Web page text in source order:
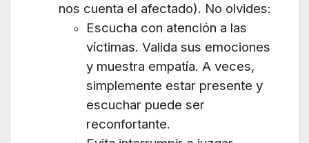
nos cuenta el afectado). No olvides:
Escucha con atención a las
víctimas. Valida sus emociones
y muestra empatía. A veces,
simplemente estar presente y
escuchar puede ser
reconfortante.